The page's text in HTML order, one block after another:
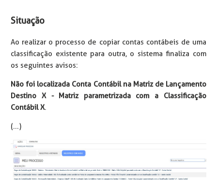
Situação
Ao realizar o processo de copiar contas contábeis de uma
classificação existente para outra, o sistema finaliza com
os seguintes avisos:
Não foi localizada Conta Contábil na Matriz de Lançamento
Destino X - Matriz parametrizada com a Classificação
Contábil X.
(...)